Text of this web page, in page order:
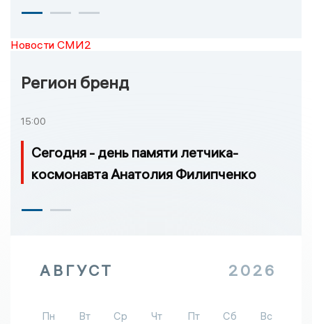
Новости СМИ2
Регион бренд
15:00
Сегодня - день памяти летчика-
космонавта Анатолия Филипченко
АВГУСТ 2026
Пн Вт Ср Чт Пт Сб
Вс